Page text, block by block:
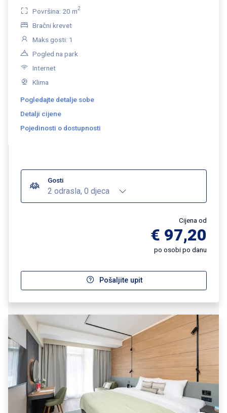
Površina: 20 m2
Bračni krevet
Maks gosti: 1
Pogled na park
Internet
Klima
Pogledajte detalje sobe
Detalji cijene
Pojedinosti o dostupnosti
Gosti
2 odrasla, 0 djeca
Cijena od
€ 97,20
po osobi po danu
Pošaljite upit